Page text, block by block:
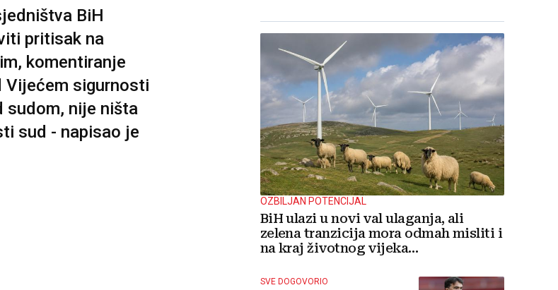
BiH
pritisak na
komentiranje
Vijećem sigurnosti
sudom, nije ništa
sud - napisao je
OZBILJAN POTENCIJAL
BiH ulazi u novi val ulaganja, ali
zelena tranzicija mora odmah misliti i
na kraj životnog vijeka
SVE DOGOVORIO